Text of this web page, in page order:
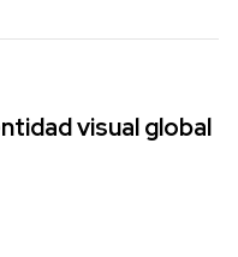
visual global